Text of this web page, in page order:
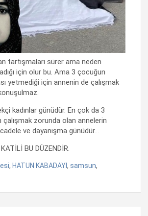
tartışmaları sürer ama neden
için olur bu. Ama 3 çocuğun
yetmediği için annenin de çalışmak
kadınlar günüdür. En çok da 3
zorunda olan annelerin
ve dayanışma günüdür…
BU DÜZENDİR.
, HATUN KABADAYI, samsun,